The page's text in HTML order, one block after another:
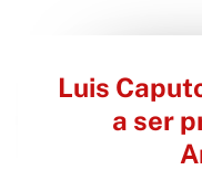
Luis
a ser